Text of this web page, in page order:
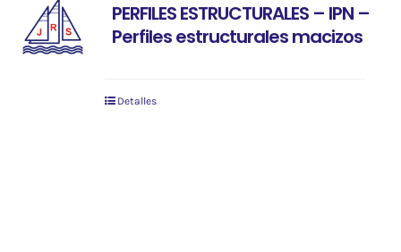
PERFILES ESTRUCTURALES – IPN –
Perfiles estructurales macizos
Detalles